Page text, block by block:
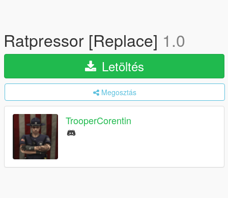
Ratpressor [Replace] 1.0
Letöltés
Megosztás
TrooperCorentin